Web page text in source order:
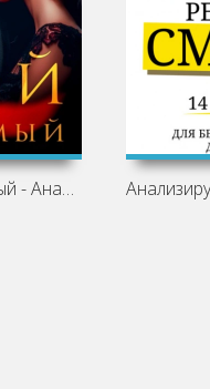
Мой (не) любимый - Анастасия Ридд